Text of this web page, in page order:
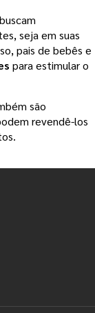
seja em suas
pais de bebês e
para estimular o
são
revendê-los